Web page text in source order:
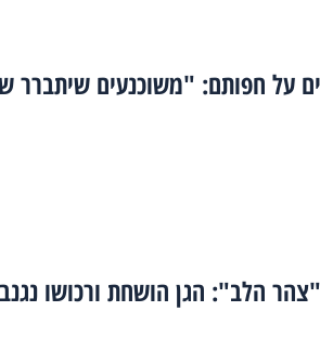
על חפותם: "משוכנעים שיתברר
"צהר הלב": הגן הושחת ורכושו נגנב